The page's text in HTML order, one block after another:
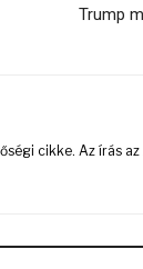
Trump
cikke. Az írás